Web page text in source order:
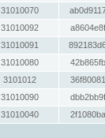
31010070
31010092
31010091
31010080
3101012
31010090
31010040